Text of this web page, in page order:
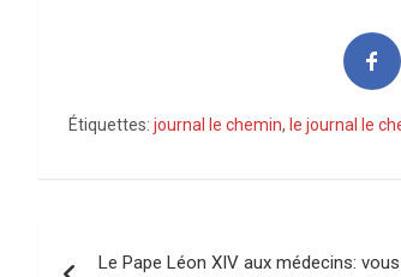
Étiquettes: journal le chemin, le journal le
Le Pape Léon XIV aux médecins: